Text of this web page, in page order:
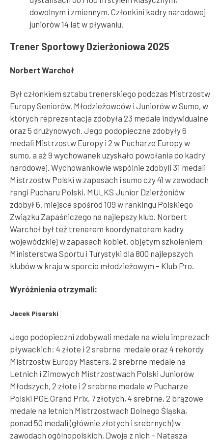
dowolnym i zmiennym. Członkini kadry narodowej
juniorów 14 lat w pływaniu.
Trener Sportowy Dzierżoniowa 2025
Norbert Warchoł
Był członkiem sztabu trenerskiego podczas Mistrzostw
Europy Seniorów, Młodzieżowców i Juniorów w Sumo, w
których reprezentacja zdobyła 23 medale indywidualne
oraz 5 drużynowych. Jego podopieczne zdobyły 6
medali Mistrzostw Europy i 2 w Pucharze Europy w
sumo, a aż 9 wychowanek uzyskało powołania do kadry
narodowej. Wychowankowie wspólnie zdobyli 31 medali
Mistrzostw Polski w zapasach i sumo czy 41 w zawodach
rangi Pucharu Polski. MULKS Junior Dzierżoniów
zdobył 6. miejsce spośród 109 w rankingu Polskiego
Związku Zapaśniczego na najlepszy klub. Norbert
Warchoł był też trenerem koordynatorem kadry
wojewódzkiej w zapasach kobiet, objętym szkoleniem
Ministerstwa Sportu i Turystyki dla 800 najlepszych
klubów w kraju w sporcie młodzieżowym – Klub Pro.
Wyróżnienia otrzymali:
Jacek Pisarski
Jego podopieczni zdobywali medale na wielu imprezach
pływackich: 4 złote i 2 srebrne medale oraz 4 rekordy
Mistrzostw Europy Masters, 2 srebrne medale na
Letnich i Zimowych Mistrzostwach Polski Juniorów
Młodszych, 2 złote i 2 srebrne medale w Pucharze
Polski PGE Grand Prix, 7 złotych, 4 srebrne, 2 brązowe
medale na letnich Mistrzostwach Dolnego Śląska,
ponad 50 medali (głównie złotych i srebrnych) w
zawodach ogólnopolskich. Dwoje z nich – Natasza